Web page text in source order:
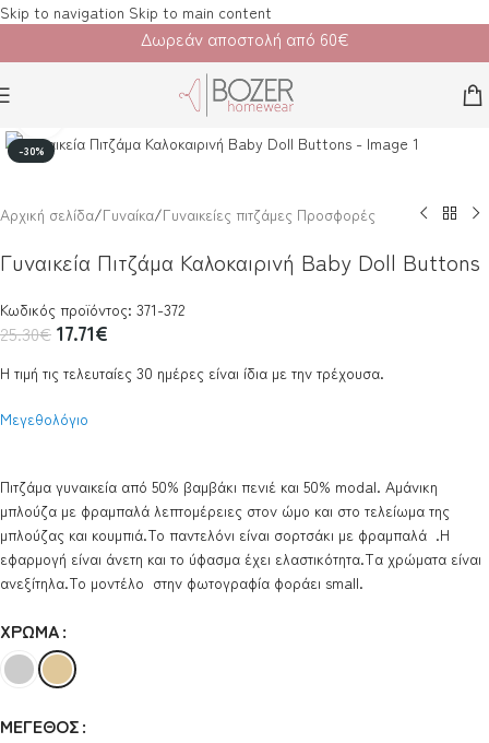
Skip to navigation Skip to main content
Δωρεάν αποστολή από 60€
-30%
Αρχική σελίδα/Γυναίκα/Γυναικείες πιτζάμες Προσφορές
Γυναικεία Πιτζάμα Καλοκαιρινή Baby Doll Buttons
Κωδικός προϊόντος: 371-372
25.30€ 17.71€
Η τιμή τις τελευταίες 30 ημέρες είναι ίδια με την τρέχουσα.
Μεγεθολόγιο
Πιτζάμα γυναικεία από 50% βαμβάκι πενιέ και 50% modal. Αμάνικη
μπλούζα με φραμπαλά λεπτομέρειες στον ώμο και στο τελείωμα της
μπλούζας και κουμπιά.Το παντελόνι είναι σορτσάκι με φραμπαλά .Η
εφαρμογή είναι άνετη και το ύφασμα έχει ελαστικότητα.Tα χρώματα είναι
ανεξίτηλα.Το μοντέλο στην φωτογραφία φοράει small.
ΧΡΏΜΑ
ΜΈΓΕΘΟΣ